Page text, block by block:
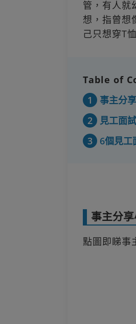
管，有人就
想，指曾想
己只想穿T
Table of
1
事主分
2
見工面
3
6個見工
事主分
點圖即睇事